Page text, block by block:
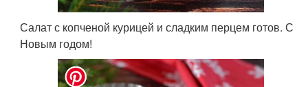
Салат с копченой курицей и сладким перцем готов. С
Новым годом!